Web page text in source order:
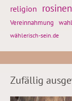
religion
Vereinnahmung wahl
wählerisch-sein.de
Zufällig